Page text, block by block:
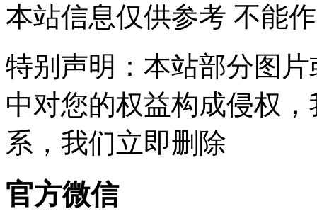
本站信息仅供参考 不能
特别声明：本站部分图
中对您的权益构成侵权
系，我们立即删除
官方微信